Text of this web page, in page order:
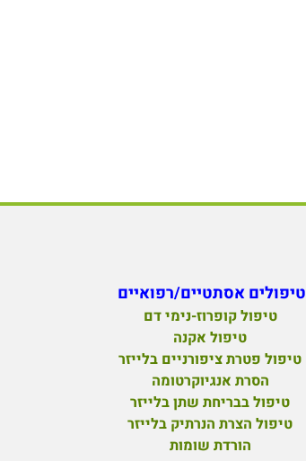
טיפולים אסתטיים/רפואיים
טיפול קופרוז-נימי דם
טיפול אקנה
טיפול פטרת ציפורניים בלייזר
הסרת אנגיוקרטומה
טיפול בבריחת שתן בלייזר
טיפול הצרת הנרתיק בלייזר
הורדת שומות